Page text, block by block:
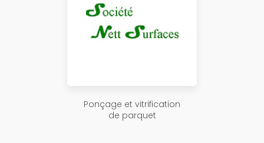
Ponçage et vitrification
de parquet